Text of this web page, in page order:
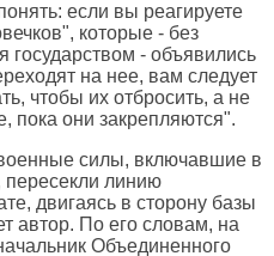
если вы реагируете
которые - без
государством - объявились
на нее, вам следует
чтобы их отбросить, а не
пока они закрепляются".
силы, включавшие в
пересекли линию
двигаясь в сторону базы
автор. По его словам, на
Объединенного